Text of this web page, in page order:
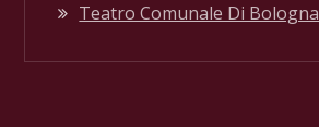
Teatro Comunale Di Bologna